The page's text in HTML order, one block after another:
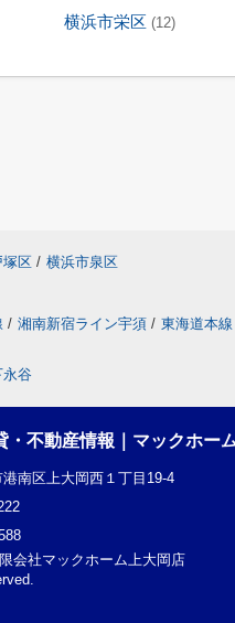
横浜市栄区 (12)
塚区 / 横浜市泉区
/ 湘南新宿ライン宇須 / 東海道本線
永谷
・不動産情報｜マックホー
南区上大岡西１丁目19-4
会社マックホーム上大岡店